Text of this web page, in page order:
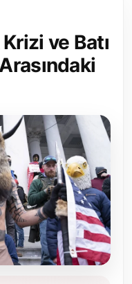
ve Batı